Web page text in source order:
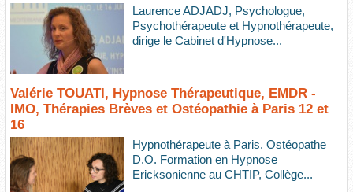
Laurence ADJADJ, Psychologue,
Psychothérapeute et Hypnothérapeute,
dirige le Cabinet d'Hypnose...
Valérie TOUATI, Hypnose Thérapeutique, EMDR -
IMO, Thérapies Brèves et Ostéopathie à Paris 12 et
16
Hypnothérapeute à Paris. Ostéopathe
D.O. Formation en Hypnose
Ericksonienne au CHTIP, Collège...